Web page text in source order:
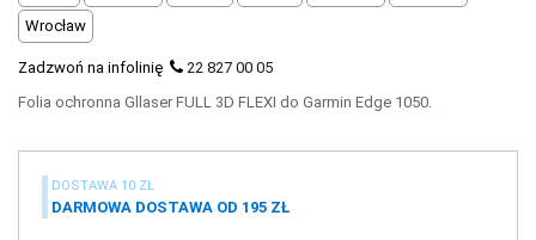
Wrocław
Zadzwoń na infolinię
22 827 00 05
Folia ochronna Gllaser FULL 3D FLEXI do Garmin Edge 1050.
DOSTAWA 10 ZŁ
DARMOWA DOSTAWA OD 195 ZŁ